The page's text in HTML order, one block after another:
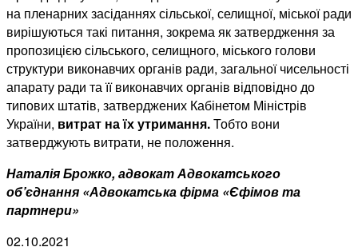
на пленарних засіданнях сільської, селищної, міської ради
вирішуються такі питання, зокрема як затвердження за
пропозицією сільського, селищного, міського голови
структури виконавчих органів ради, загальної чисельності
апарату ради та її виконавчих органів відповідно до
типових штатів, затверджених Кабінетом Міністрів
України, витрат на їх утримання.Тобто вони
затверджують витрати, не положення.
Наталія Брожко, адвокат Адвокатського
об’єднання «Адвокатська фірма «Єфімов та
партнери»
02.10.2021